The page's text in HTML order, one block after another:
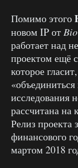
Помимо этого
новом IP от
работает над
проектом ещё
которое
исследования
рассчитана на
Релиз проекта
финансового
мартом 2018